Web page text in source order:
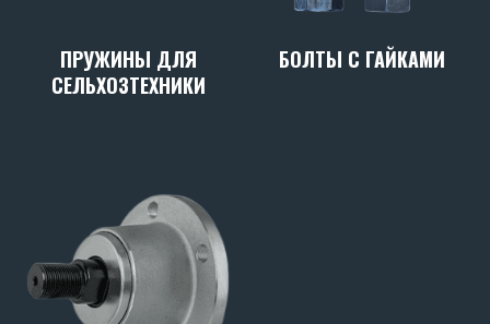
ПРУЖИНЫ ДЛЯ
СЕЛЬХОЗТЕХНИКИ
БОЛТЫ С ГАЙКАМИ